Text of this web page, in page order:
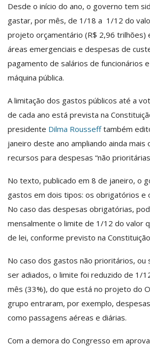
Desde o início do ano, o governo tem
gastar, por mês, de 1/18 a 1/12 do
projeto orçamentário (R$ 2,96 trilhões)
áreas emergenciais e despesas de
pagamento de salários de funcionários
máquina pública.
A limitação dos gastos públicos até a
de cada ano está prevista na
presidente Dilma Roussefftambém
janeiro deste ano ampliando ainda mais
recursos para despesas “não
No texto, publicado em 8 de janeiro, o
gastos em dois tipos: os obrigatórios e
No caso das despesas obrigatórias,
mensalmente o limite de 1/12 do valor
de lei, conforme previsto na
No caso dos gastos não prioritários, ou
ser adiados, o limite foi reduzido de 1/
mês (33%), do que está no projeto do
grupo entraram, por exemplo,
como passagens aéreas e diárias.
Com a demora do Congresso em